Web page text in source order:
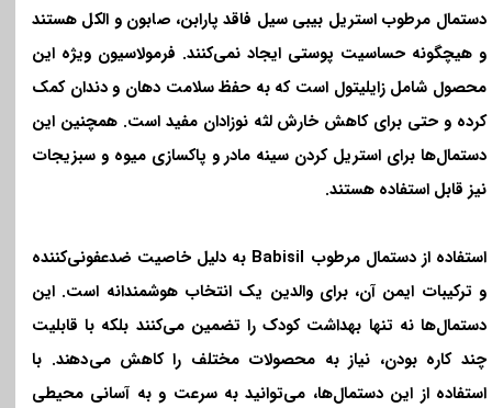
دستمال مرطوب استریل بیبی سیل فاقد پارابن، صابون و الکل هستند
و هیچگونه حساسیت پوستی ایجاد نمی‌کنند. فرمولاسیون ویژه این
محصول شامل زایلیتول است که به حفظ سلامت دهان و دندان کمک
کرده و حتی برای کاهش خارش لثه نوزادان مفید است. همچنین این
دستمال‌ها برای استریل کردن سینه مادر و پاکسازی میوه و سبزیجات
نیز قابل استفاده هستند.
استفاده از دستمال مرطوب
به دلیل خاصیت ضدعفونی‌کننده
و ترکیبات ایمن آن، برای والدین یک انتخاب هوشمندانه است. این
دستمال‌ها نه تنها بهداشت کودک را تضمین می‌کنند بلکه با قابلیت
چند کاره بودن، نیاز به محصولات مختلف را کاهش می‌دهند. با
استفاده از این دستمال‌ها، می‌توانید به سرعت و به آسانی محیطی